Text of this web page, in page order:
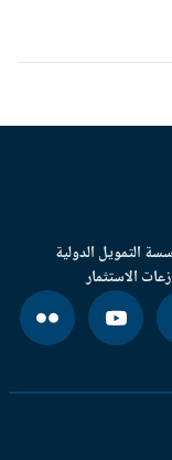
الدولية
الاستثمار